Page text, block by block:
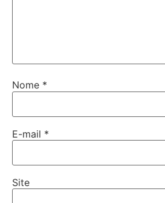
Nome *
E-mail *
Site